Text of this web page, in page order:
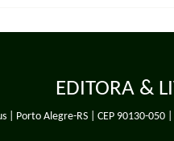
EDITORA &
| Porto Alegre-RS | CEP 90130-050 |